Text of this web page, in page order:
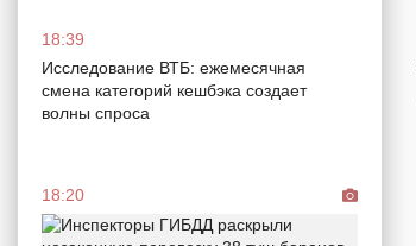
18:39
Исследование ВТБ: ежемесячная
смена категорий кешбэка создает
волны спроса
18:20